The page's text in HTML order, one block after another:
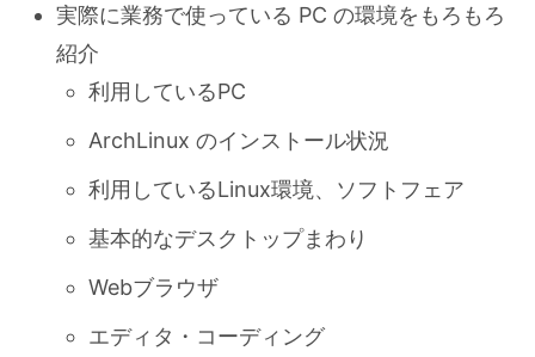
実際に業務で使っている PC の環境をもろもろ
紹介
利用しているPC
ArchLinux のインストール状況
利用しているLinux環境、ソフトフェア
基本的なデスクトップまわり
Webブラウザ
エディタ・コーディング